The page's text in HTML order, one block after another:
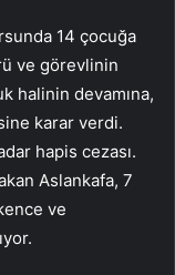
14 çocuğa
ve görevlinin
halinin devamına,
karar verdi.
hapis cezası.
Aslankafa, 7
ve